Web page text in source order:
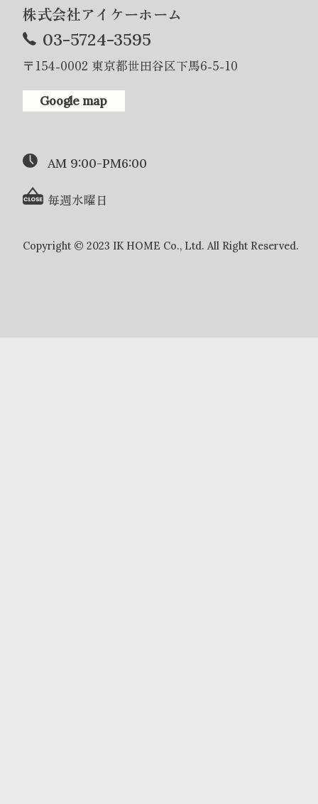
株式会社アイケーホーム
03-5724-3595
〒154-0002 東京都世田谷区下馬6-5-10
Google map
AM 9:00-PM6:00
毎週水曜日
Copyright © 2023 IK HOME Co., Ltd. All Right Reserved.